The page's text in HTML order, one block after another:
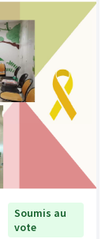
Soumis au
vote